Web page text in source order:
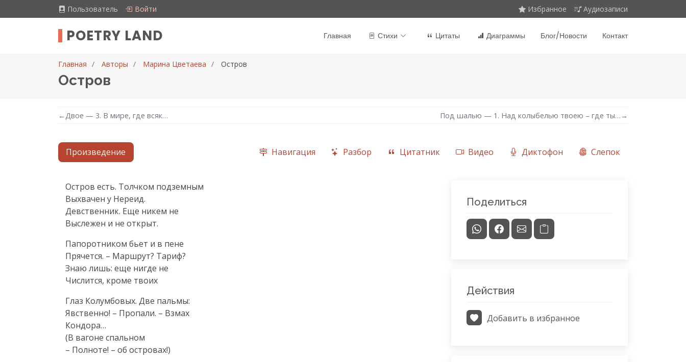
Пользователь Войти Избранное Аудиозаписи
POETRY LAND Главная Стихи Цитаты Диаграммы Блог/Новости Контакт
Главная Авторы Марина Цветаева Остров
Остров
← Двое — 3. В мире, где всяк… Под шалью — 1. Над колыбелью твоею – где ты… →
Произведение Навигация Разбор Цитатник Видео Диктофон Слепок
Текст произведения
Остров есть. Толчком подземным
Выхвачен у Нереид.
Девственник. Еще никем не
Выслежен и не открыт.
Папоротником бьет и в пене
Прячется. – Маршрут? Тариф?
Знаю лишь: еще нигде не
Числится, кроме твоих
Глаз Колумбовых. Две пальмы:
Явственно! – Пропали. – Взмах
Кондора…
(В вагоне спальном
– Полноте! – об островах!)
Поделиться
Действия
Добавить в избранное